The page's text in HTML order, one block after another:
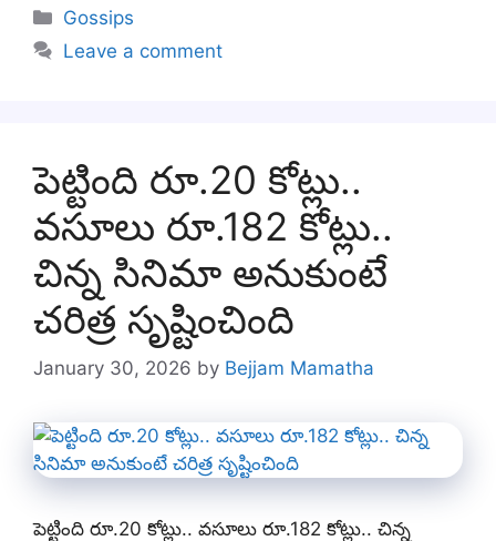
Categories
Gossips
Leave a comment
పెట్టింది రూ.20 కోట్లు..
వసూలు రూ.182 కోట్లు..
చిన్న సినిమా అనుకుంటే
చరిత్ర సృష్టించింది
January 30, 2026 by Bejjam Mamatha
పెట్టింది రూ.20 కోట్లు.. వసూలు రూ.182 కోట్లు.. చిన్న